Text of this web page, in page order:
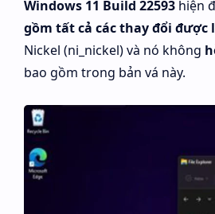
Windows 11 Build 22593hiện
gồm tất cả các thay đổi được
Nickel (ni_nickel) và nó không
bao gồm trong bản vá này.